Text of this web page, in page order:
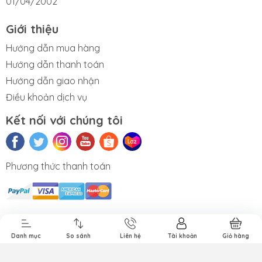
Sửa iMac Sửa AirPods
Giới thiệu
Hướng dẫn mua hàng
Hướng dẫn thanh toán
Hướng dẫn giao nhận
Điều khoản dịch vụ
Kết nối với chúng tôi
Phương thức thanh toán
Danh mục So sánh Liên hệ Tài khoản Giỏ hàng